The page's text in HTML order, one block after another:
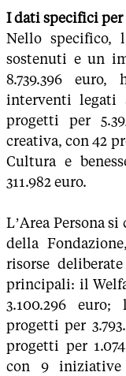
I dati specifici per
Nello specifico,
sostenuti e un
8.739.396
interventi legati
progetti per
creativa, con 42
Cultura e
311.982 euro.
L’Area Persona
della
risorse
principali: il
3.100.296
progetti per
progetti per
con 9 iniziative